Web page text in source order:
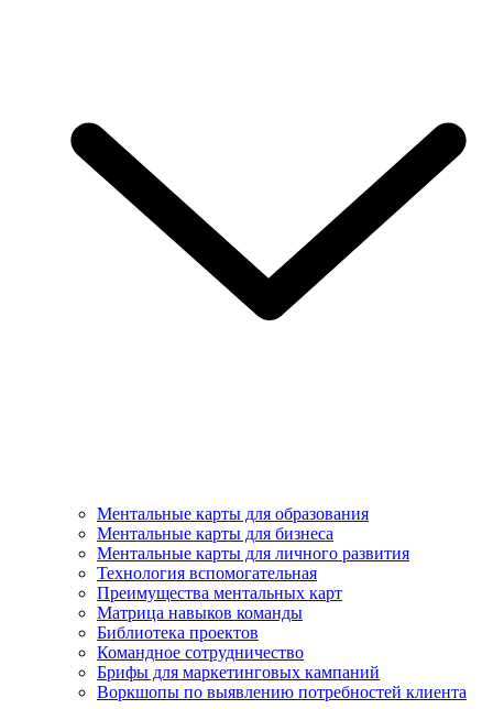
Ментальные карты для образования
Ментальные карты для бизнеса
Ментальные карты для личного развития
Технология вспомогательная
Преимущества ментальных карт
Матрица навыков команды
Библиотека проектов
Командное сотрудничество
Брифы для маркетинговых кампаний
Воркшопы по выявлению потребностей клиента